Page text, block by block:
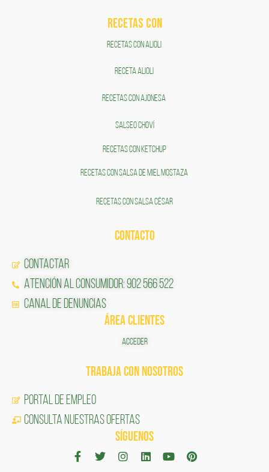
RECETAS COn
RECETAS CON ALIOLI
RECETA ALIOLI
RECETAS CON AJONESA
SALSEO CHOVÍ
RECETAS CON KETCHUP
RECETAS CON SALSA DE MIEL MOSTAZA
RECETAS CON SALSA CÉSAR
CONTACTO
Contactar
Atención al Consumidor: 902 566 522
Canal de Denuncias
ÁREA CLIENTES
ACCEDER
TRABAJA CON NOSOTROS
Portal de Empleo
CONSULTA NUESTRAS OFERTAS
SÍGUENOS